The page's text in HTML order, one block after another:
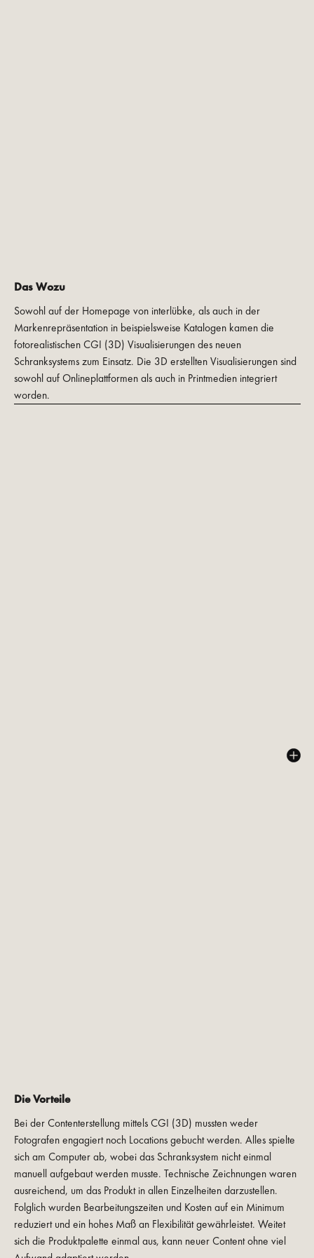
Das Wozu
Sowohl auf der Homepage von interlübke, als auch in der
Markenrepräsentation in beispielsweise Katalogen kamen die
fotorealistischen CGI (3D) Visualisierungen des neuen
Schranksystems zum Einsatz. Die 3D erstellten Visualisierungen sind
sowohl auf Onlineplattformen als auch in Printmedien integriert
worden.
Die Vorteile
Bei der Contenterstellung mittels CGI (3D) mussten weder
Fotografen engagiert noch Locations gebucht werden. Alles spielte
sich am Computer ab, wobei das Schranksystem nicht einmal
manuell aufgebaut werden musste. Technische Zeichnungen waren
ausreichend, um das Produkt in allen Einzelheiten darzustellen.
Folglich wurden Bearbeitungszeiten und Kosten auf ein Minimum
reduziert und ein hohes Maß an Flexibilität gewährleistet. Weitet
sich die Produktpalette einmal aus, kann neuer Content ohne viel